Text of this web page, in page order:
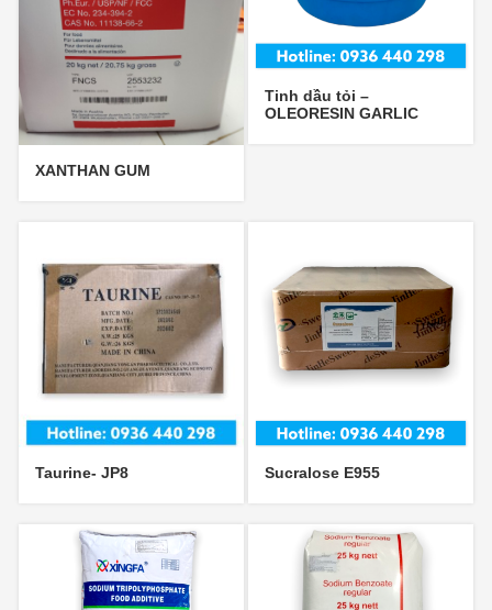
XANTHAN GUM
Tinh dầu tỏi –
OLEORESIN GARLIC
Taurine- JP8 Sucralose E955